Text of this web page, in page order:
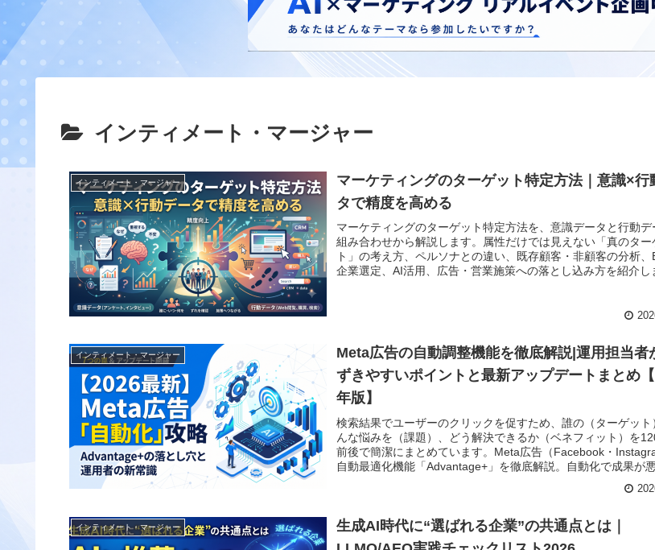
インティメート・マージャー
インティメート・マージャー
マーケティングのターゲット特定方法｜意識×行
タで精度を高める
マーケティングのターゲット特定方法を、意識データと行動デ
組み合わせから解説します。属性だけでは見えない「真のター
ト」の考え方、ペルソナとの違い、既存顧客・非顧客の分析、
企業選定、AI活用、広告・営業施策への落とし込み方を紹介し
インティメート・マージャー
Meta広告の自動調整機能を徹底解説|運用担当者
ずきやすいポイントと最新アップデートまとめ
年版】
検索結果でユーザーのクリックを促すため、誰の（ターゲット
んな悩みを（課題）、どう解決できるか（ベネフィット）を
前後で簡潔にまとめています。Meta広告（Facebook・
自動最適化機能「Advantage+」を徹底解説。自動化で成果が
ントとその対処法、2026年最新のアップデート情報を網羅し
インティメート・マージャー
生成AI時代に“選ばれる企業”の共通点とは｜